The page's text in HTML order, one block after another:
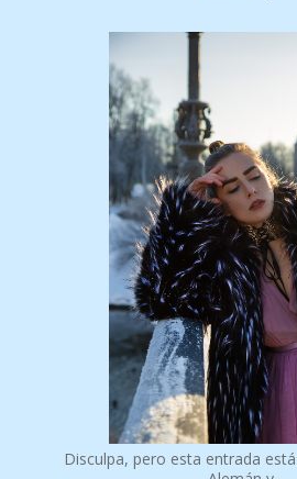
Disculpa, pero esta entrada